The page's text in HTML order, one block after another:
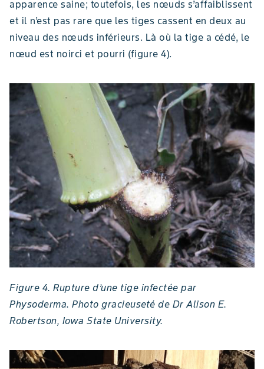
apparence saine; toutefois, les nœuds s’affaiblissent
et il n’est pas rare que les tiges cassent en deux au
niveau des nœuds inférieurs. Là où la tige a cédé, le
nœud est noirci et pourri (figure 4).
Figure 4. Rupture d’une tige infectée par
Physoderma. Photo gracieuseté de Dr Alison E.
Robertson, Iowa State University.